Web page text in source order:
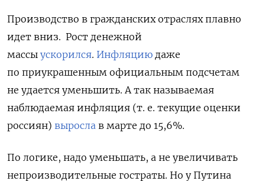
Производство в гражданских отраслях плавно
идет вниз. Рост денежной
массы ускорился. Инфляцию даже
по приукрашенным официальным подсчетам
не удается уменьшить. А так называемая
наблюдаемая инфляция (т. е. текущие оценки
россиян) выросла в марте до 15,6%.
По логике, надо уменьшать, а не увеличивать
непроизводительные гостраты. Но у Путина